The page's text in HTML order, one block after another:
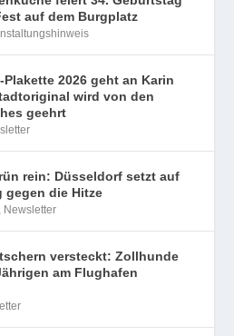
auf dem Burgplatz
2026 geht an Karin
wird von den
geehrt
rein: Düsseldorf setzt auf
gegen die Hitze
, Newsletter
versteckt: Zollhunde
am Flughafen